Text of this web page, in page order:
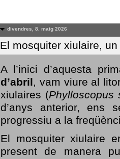
divendres, 8. maig 2026
El mosquiter xiulaire,
A l’inici d’aquesta
d’abril, vam viure al
xiulaires (Phylloscopus
d’anys anterior, ens
progressiu a la
El mosquiter xiulaire
present de manera